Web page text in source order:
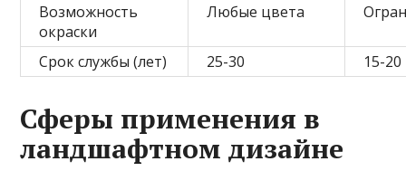
Возможность
окраски
Любые цвета
Срок службы (лет) 25-30 15-20
Сферы применения в
ландшафтном дизайне